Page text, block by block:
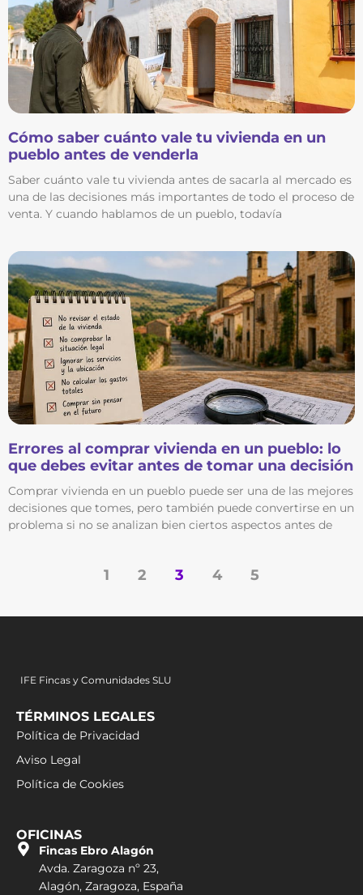
Cómo saber cuánto vale tu vivienda en un
pueblo antes de venderla
Saber cuánto vale tu vivienda antes de sacarla al mercado es
una de las decisiones más importantes de todo el proceso de
venta. Y cuando hablamos de un pueblo, todavía
Errores al comprar vivienda en un pueblo: lo
que debes evitar antes de tomar una decisión
Comprar vivienda en un pueblo puede ser una de las mejores
decisiones que tomes, pero también puede convertirse en un
problema si no se analizan bien ciertos aspectos antes de
1 2 3 4 5
IFE Fincas y Comunidades SLU
TÉRMINOS LEGALES
Política de Privacidad
Aviso Legal
Política de Cookies
OFICINAS
Fincas Ebro Alagón
Avda. Zaragoza nº 23,
Alagón, Zaragoza, España